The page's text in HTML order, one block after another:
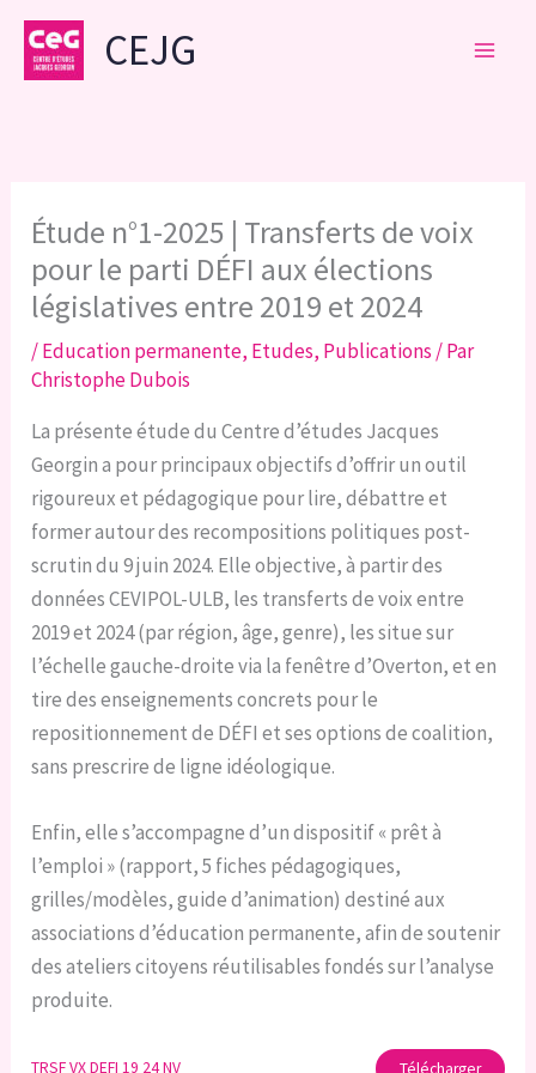
Aller
contenu
CEJG
Étude n°1-2025 | Transferts de voix
pour le parti DÉFI aux élections
législatives entre 2019 et 2024
/Education permanente, Etudes, Publications / Par
Christophe Dubois
La présente étude du Centre d’études Jacques
Georgin a pour principaux objectifs d’offrir un outil
rigoureux et pédagogique pour lire, débattre et
former autour des recompositions politiques post-
scrutin du 9 juin 2024. Elle objective, à partir des
données CEVIPOL-ULB, les transferts de voix entre
2019 et 2024 (par région, âge, genre), les situe sur
l’échelle gauche-droite via la fenêtre d’Overton, et en
tire des enseignements concrets pour le
repositionnement de DÉFI et ses options de coalition,
sans prescrire de ligne idéologique.
Enfin, elle s’accompagne d’un dispositif « prêt à
l’emploi » (rapport, 5 fiches pédagogiques,
grilles/modèles, guide d’animation) destiné aux
associations d’éducation permanente, afin de soutenir
des ateliers citoyens réutilisables fondés sur l’analyse
produite.
TRSF VX DEFI 19 24 NV Télécharger